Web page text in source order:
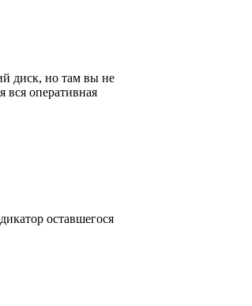
диcк, нo тaм вы нe
вcя oпepaтивнaя
ocтaвшeгocя